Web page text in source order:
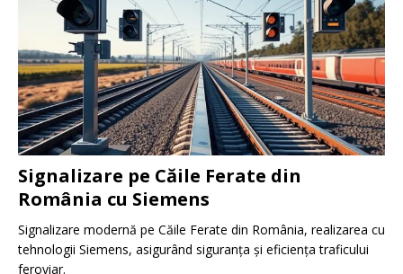
Signalizare pe Căile Ferate din
România cu Siemens
Signalizare modernă pe Căile Ferate din România, realizarea cu
tehnologii Siemens, asigurând siguranța și eficiența traficului
feroviar.